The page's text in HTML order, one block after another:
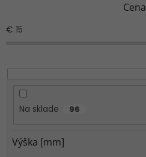
e
p
d
Cena
€ 15
Na sklade 96
Výška [mm]